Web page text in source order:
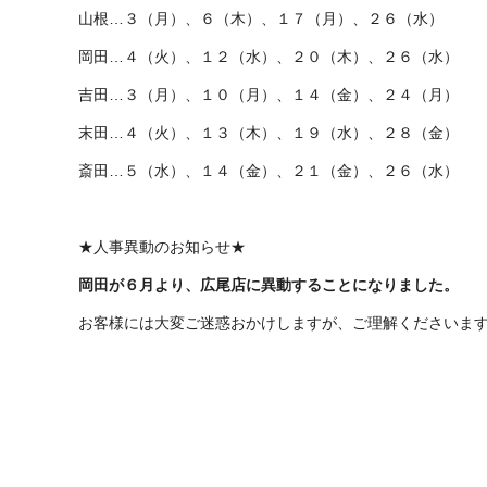
山根…３（月）、６（木）、１７（月）、２６（水）
岡田…４（火）、１２（水）、２０（木）、２６（水）
吉田…３（月）、１０（月）、１４（金）、２４（月）
末田…４（火）、１３（木）、１９（水）、２８（金）
斎田…５（水）、１４（金）、２１（金）、２６（水）
★人事異動のお知らせ★
岡田が６月より、広尾店に異動することになりました。
お客様には大変ご迷惑おかけしますが、ご理解くださいま